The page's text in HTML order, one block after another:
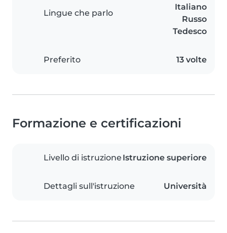
Lingue che parlo
Italiano
Russo
Tedesco
Preferito 13 volte
Formazione e certificazioni
Livello di istruzione Istruzione superiore
Dettagli sull'istruzione Università